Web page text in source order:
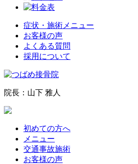
症状・施術メニュー
お客様の声
よくある質問
採用について
院長：山下 雅人
初めての方へ
メニュー
交通事故施術
お客様の声